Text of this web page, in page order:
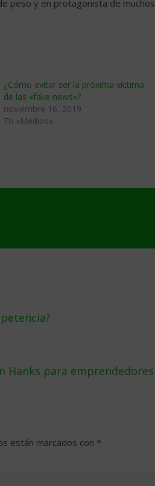
peso y en protagonista de muchos
¿Cómo evitar ser la próxima víctima
de las «fake news»?
noviembre 16, 2019
En «Medios»
Hanks para emprendedores
están marcados con *